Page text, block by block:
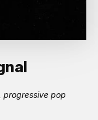
progressive pop